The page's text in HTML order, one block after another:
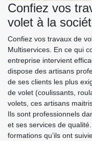
Confiez vos
volet à la
Confiez vos travaux de
Multiservices. En ce qui
entreprise intervient
dispose des artisans
de ses clients les plus
de volet (coulissants,
volets, ces artisans
Ils sont professionnels
et ses services de
formations qu’ils ont